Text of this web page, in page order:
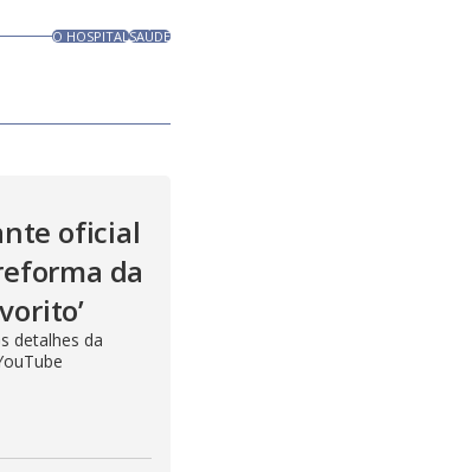
O HOSPITALSAÚDE
oficial
da
detalhes da